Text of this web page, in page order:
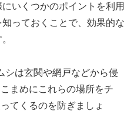
いくつかのポイントを利用
っておくことで、効果的な
シは玄関や網戸などから侵
まめにこれらの場所をチ
てくるのを防ぎましょ